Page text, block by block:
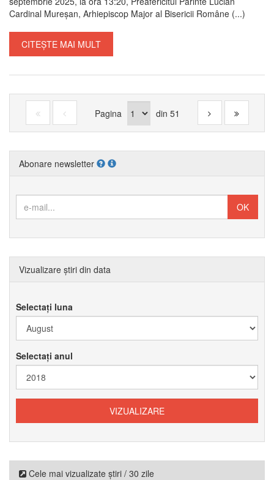
Cardinal Mureșan, Arhiepiscop Major al Bisericii Române (...)
CITEȘTE MAI MULT
Pagina din 51
Abonare newsletter
Vizualizare știri din data
Selectați luna
Selectați anul
Cele mai vizualizate știri / 30 zile